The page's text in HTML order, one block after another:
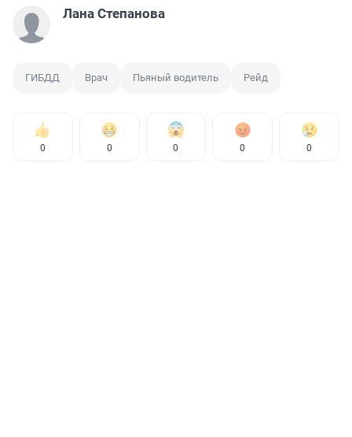
Лана Степанова
ГИБДД Врач Пьяный водитель Рейд
0 0 0 0 0